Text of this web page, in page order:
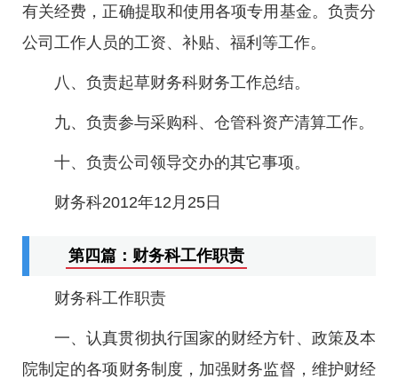
有关经费，正确提取和使用各项专用基金。负责分
公司工作人员的工资、补贴、福利等工作。
八、负责起草财务科财务工作总结。
九、负责参与采购科、仓管科资产清算工作。
十、负责公司领导交办的其它事项。
财务科2012年12月25日
第四篇：财务科工作职责
财务科工作职责
一、认真贯彻执行国家的财经方针、政策及本
院制定的各项财务制度，加强财务监督，维护财经